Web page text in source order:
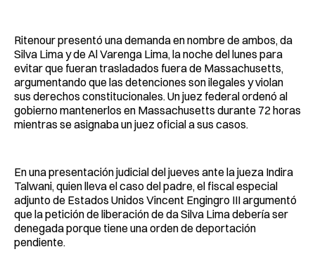
Ritenour presentó una demanda en nombre de ambos, da
Silva Lima y de Al Varenga Lima, la noche del lunes para
evitar que fueran trasladados fuera de Massachusetts,
argumentando que las detenciones son ilegales y violan
sus derechos constitucionales. Un juez federal ordenó al
gobierno mantenerlos en Massachusetts durante 72 horas
mientras se asignaba un juez oficial a sus casos.
En una presentación judicial del jueves ante la jueza Indira
Talwani, quien lleva el caso del padre, el fiscal especial
adjunto de Estados Unidos Vincent Engingro III argumentó
que la petición de liberación de da Silva Lima debería ser
denegada porque tiene una orden de deportación
pendiente.